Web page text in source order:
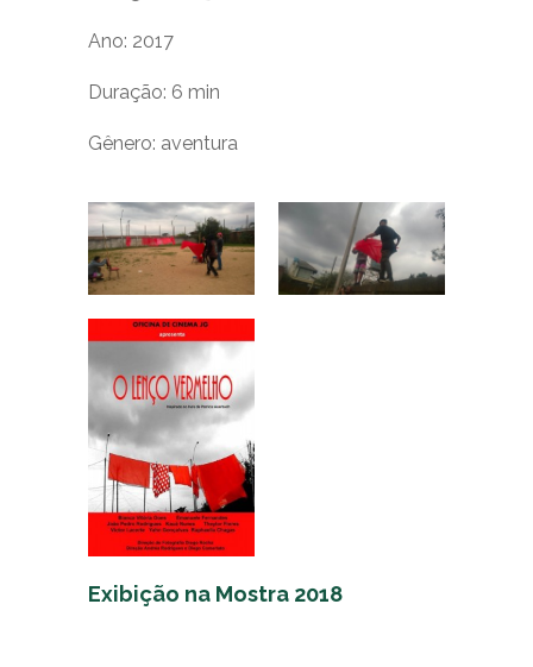
Ano: 2017
Duração: 6 min
Gênero: aventura
Exibição na Mostra 2018